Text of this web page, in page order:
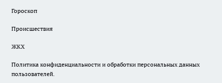
Гороскоп
Происшествия
ЖКХ
Политика конфиденциальности и обработки персональных данных
пользователей.